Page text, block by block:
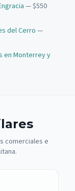
— $550
del Cerro —
en Monterrey y
comerciales e